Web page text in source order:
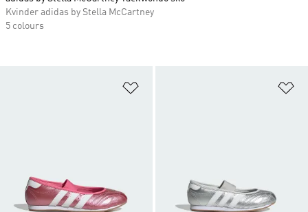
Kvinder adidas by Stella McCartney
5 colours